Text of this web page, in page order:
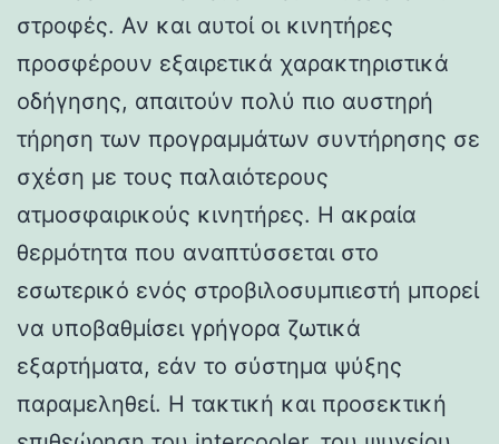
στροφές. Αν και αυτοί οι κινητήρες
προσφέρουν εξαιρετικά χαρακτηριστικά
οδήγησης, απαιτούν πολύ πιο αυστηρή
τήρηση των προγραμμάτων συντήρησης σε
σχέση με τους παλαιότερους
ατμοσφαιρικούς κινητήρες. Η ακραία
θερμότητα που αναπτύσσεται στο
εσωτερικό ενός στροβιλοσυμπιεστή μπορεί
να υποβαθμίσει γρήγορα ζωτικά
εξαρτήματα, εάν το σύστημα ψύξης
παραμεληθεί. Η τακτική και προσεκτική